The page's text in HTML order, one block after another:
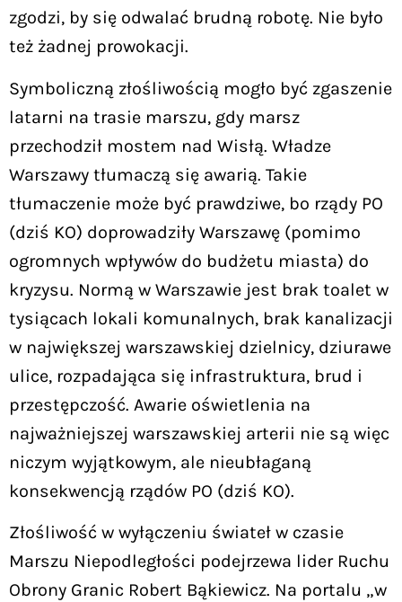
zgodzi, by się odwalać brudną robotę. Nie było
też żadnej prowokacji.
Symboliczną złośliwością mogło być zgaszenie
latarni na trasie marszu, gdy marsz
przechodził mostem nad Wisłą. Władze
Warszawy tłumaczą się awarią. Takie
tłumaczenie może być prawdziwe, bo rządy PO
(dziś KO) doprowadziły Warszawę (pomimo
ogromnych wpływów do budżetu miasta) do
kryzysu. Normą w Warszawie jest brak toalet w
tysiącach lokali komunalnych, brak kanalizacji
w największej warszawskiej dzielnicy, dziurawe
ulice, rozpadająca się infrastruktura, brud i
przestępczość. Awarie oświetlenia na
najważniejszej warszawskiej arterii nie są więc
niczym wyjątkowym, ale nieubłaganą
konsekwencją rządów PO (dziś KO).
Złośliwość w wyłączeniu świateł w czasie
Marszu Niepodległości podejrzewa lider Ruchu
Obrony Granic Robert Bąkiewicz. Na portalu „w